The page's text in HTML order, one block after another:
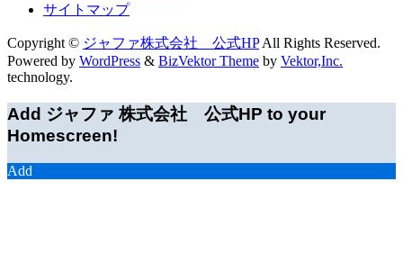
サイトマップ
Copyright © ジャファ株式会社 公式HPAll Rights Reserved.
Powered by WordPress & BizVektor Theme by Vektor,Inc.
technology.
Add ジャファ 株式会社 公式HP to your
Homescreen!
Add